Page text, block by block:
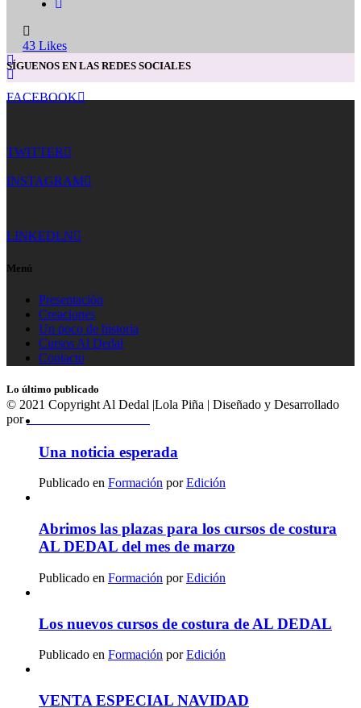
43 Likes
SÍGUENOS EN LAS REDES SOCIALES
FACEBOOK
TWITTER
INSTAGRAM
LINKEDLN
Menú
Presentación
Creaciones
Un poco de historia
Cursos Al Dedal
Contacto
Lo último publicado
Una noticia esperada
Publicado en Formación porEdición
Abrimos las plazas para los cursos de costura
AL DEDAL del mes de marzo
Publicado en Formación porEdición
Los nuevos cursos de costura de AL DEDAL
Publicado en Formación porEdición
VENTA ESPECIAL NAVIDAD
© 2021 Copyright Al Dedal |Lola Piña | Diseñado y Desarrollado
porMasMediaCanarias.com